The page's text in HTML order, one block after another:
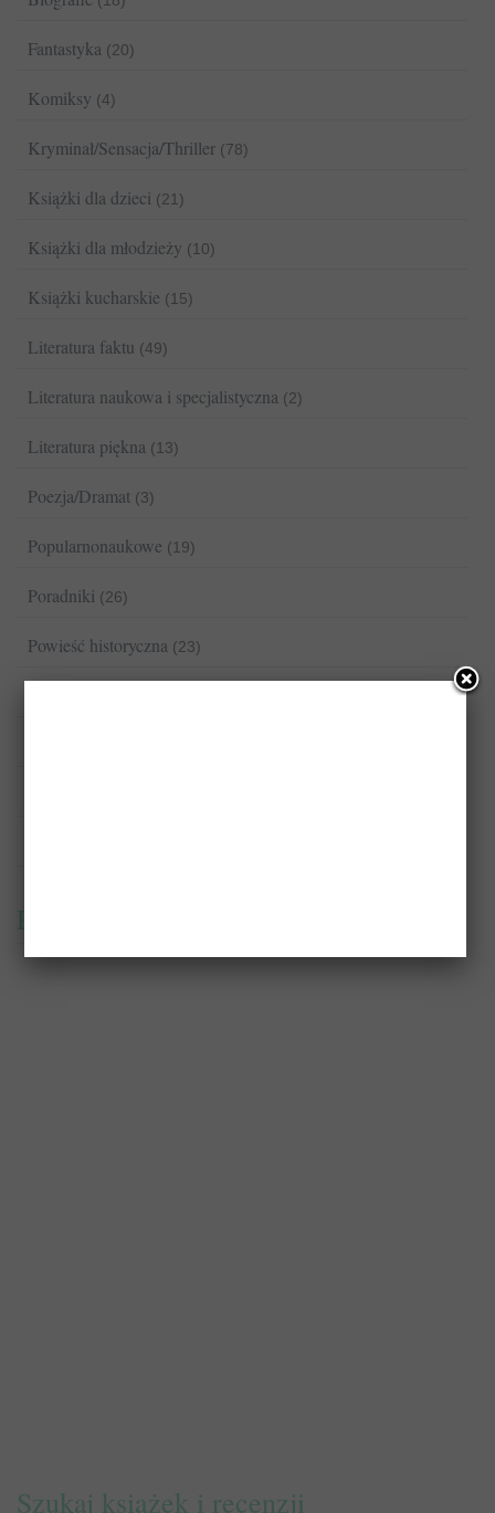
Fantastyka (20)
Komiksy (4)
Kryminał/Sensacja/Thriller (78)
Książki dla dzieci (21)
Książki dla młodzieży (10)
Książki kucharskie (15)
Literatura faktu (49)
Literatura naukowa i specjalistyczna (2)
Literatura piękna (13)
Poezja/Dramat (3)
Popularnonaukowe (19)
Poradniki (26)
Powieść historyczna (23)
Reklama
Szukaj książek i recenzji